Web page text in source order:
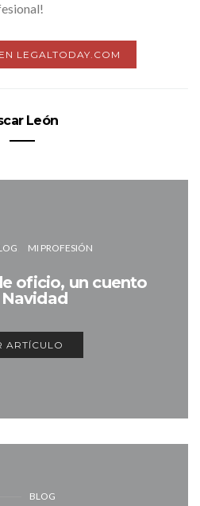
LEGALTODAY.COM
León
MI PROFESIÓN
oficio, un cuento
ARTÍCULO
BLOG